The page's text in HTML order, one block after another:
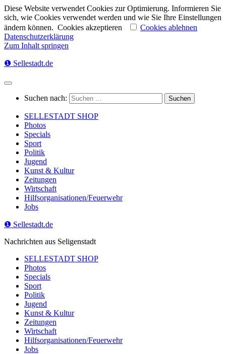
Diese Website verwendet Cookies zur Optimierung. Informieren Sie
sich, wie Cookies verwendet werden und wie Sie Ihre Einstellungen
ändern können. Cookies akzeptieren
Cookies ablehnen
Datenschutzerklärung
Zum Inhalt springen
❶ Sellestadt.de
Suchen nach:
SELLESTADT SHOP
Photos
Specials
Sport
Politik
Jugend
Kunst & Kultur
Zeitungen
Wirtschaft
Hilfsorganisationen/Feuerwehr
Jobs
❶ Sellestadt.de
Nachrichten aus Seligenstadt
SELLESTADT SHOP
Photos
Specials
Sport
Politik
Jugend
Kunst & Kultur
Zeitungen
Wirtschaft
Hilfsorganisationen/Feuerwehr
Jobs